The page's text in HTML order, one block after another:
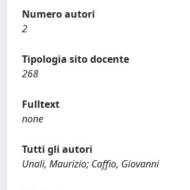
Numero autori
2
Tipologia sito docente
268
Fulltext
none
Tutti gli autori
Unali, Maurizio; Caffio, Giovanni